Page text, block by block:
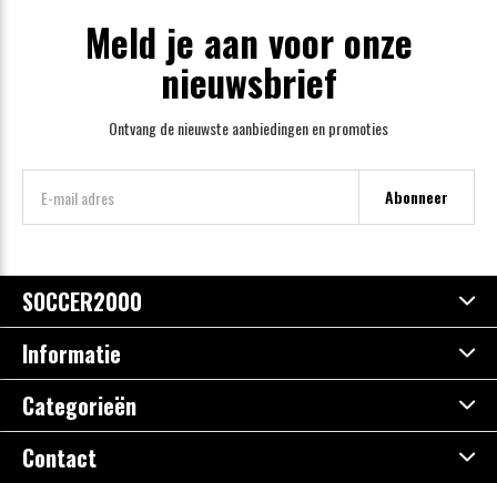
Meld je aan voor onze
nieuwsbrief
Ontvang de nieuwste aanbiedingen en promoties
Abonneer
SOCCER2000
Informatie
Categorieën
Contact